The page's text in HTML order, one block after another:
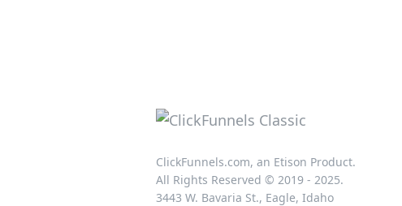
ClickFunnels.com, an Etison Product.
All Rights Reserved © 2019 - 2025.
3443 W. Bavaria St., Eagle, Idaho